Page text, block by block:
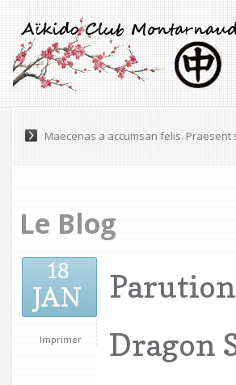
Pellentesque varius, tortor nec
Le Blog
18
JAN
Imprimer
Dragon